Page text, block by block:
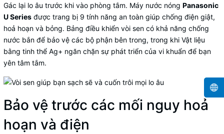
Gác lại lo âu trước khi vào phòng tắm. Máy nước nóng Panasonic
U Series được trang bị 9 tính năng an toàn giúp chống điện giật,
hoả hoạn và bỏng. Bảng điều khiển vòi sen có khả năng chống
nước bắn để bảo vệ các bộ phận bên trong, trong khi Vật liệu
bằng tinh thể Ag+ ngăn chặn sự phát triển của vi khuẩn để bạn
yên tâm tắm.
Bảo vệ trước các mối nguy hoả
hoạn và điện